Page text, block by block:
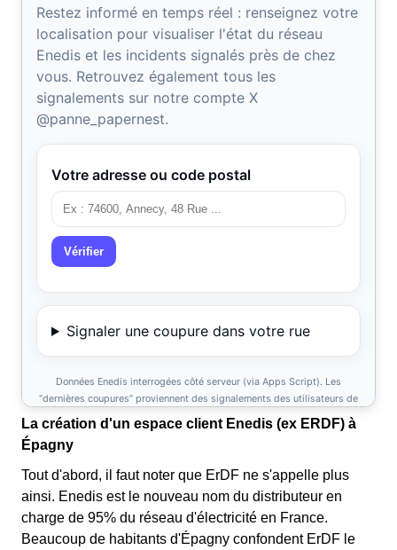
La création d'un espace client Enedis (ex ERDF) à
Épagny
Tout d'abord, il faut noter que ErDF ne s'appelle plus
ainsi. Enedis est le nouveau nom du distributeur en
charge de 95% du réseau d'électricité en France.
Beaucoup de habitants d'Épagny confondent ErDF le